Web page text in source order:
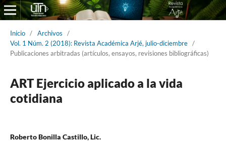
Inicio / Archivos
/
Vol. 1 Núm. 2 (2018): Revista Académica Arjé, julio-diciembre /
Publicaciones arbitradas (artículos, ensayos, revisiones bibliográficas)
ART Ejercicio aplicado a la vida
cotidiana
Roberto Bonilla Castillo, Lic.